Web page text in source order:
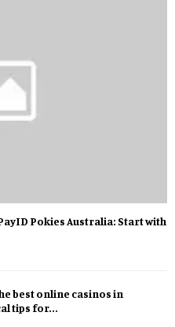
Pokies Australia: Start with
best online casinos in
tips for...